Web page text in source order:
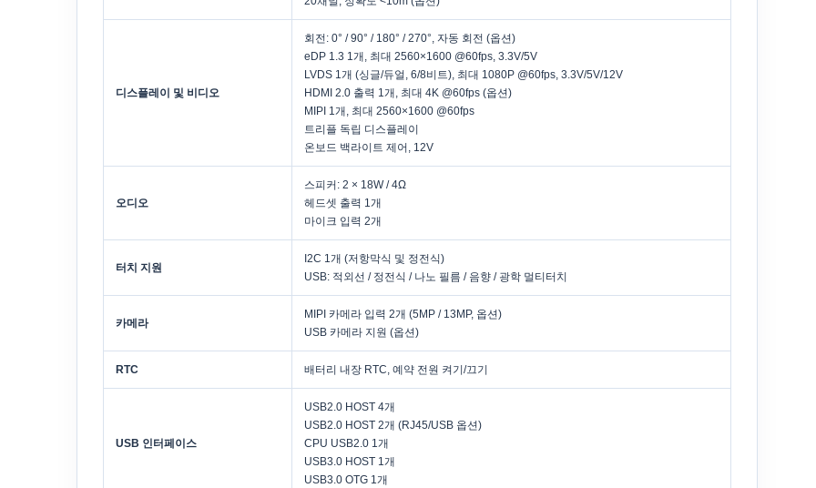
디스플레이 및 비디오
회전: 0° / 90° / 180° / 270°, 자동 회전 (옵션)
eDP 1.3 1개, 최대 2560×1600 @60fps, 3.3V/5V
LVDS 1개 (싱글/듀얼, 6/8비트), 최대 1080P @60fps, 3.3V/5V/12V
HDMI 2.0 출력 1개, 최대 4K @60fps (옵션)
MIPI 1개, 최대 2560×1600 @60fps
트리플 독립 디스플레이
온보드 백라이트 제어, 12V
오디오
스피커: 2 × 18W / 4Ω
헤드셋 출력 1개
마이크 입력 2개
터치 지원
I2C 1개 (저항막식 및 정전식)
USB: 적외선 / 정전식 / 나노 필름 / 음향 / 광학 멀티터치
카메라
MIPI 카메라 입력 2개 (5MP / 13MP, 옵션)
USB 카메라 지원 (옵션)
RTC 배터리 내장 RTC, 예약 전원 켜기/끄기
USB 인터페이스
USB2.0 HOST 4개
USB2.0 HOST 2개 (RJ45/USB 옵션)
CPU USB2.0 1개
USB3.0 HOST 1개
USB3.0 OTG 1개